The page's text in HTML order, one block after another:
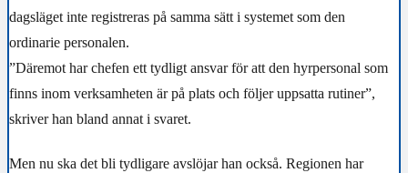
dagsläget inte registreras på samma sätt i systemet som den
ordinarie personalen.
”Däremot har chefen ett tydligt ansvar för att den hyrpersonal som
finns inom verksamheten är på plats och följer uppsatta rutiner”,
skriver han bland annat i svaret.
Men nu ska det bli tydligare avslöjar han också. Regionen har